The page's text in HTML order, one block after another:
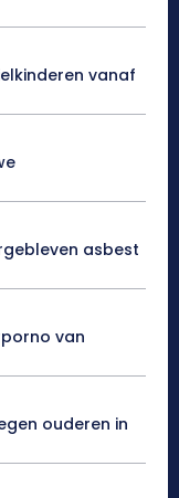
vanaf
asbest
van
ouderen in